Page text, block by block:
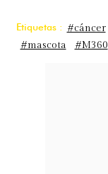
Etiquetas : #cáncer
#mascota
#M360